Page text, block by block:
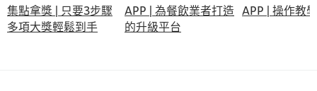
集點拿獎 | 只要3步驟
多項大獎輕鬆到手​
APP | 為餐飲業者打造
的升級平台
APP | 操作教學